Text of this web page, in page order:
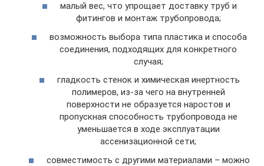
малый вес, что упрощает доставку труб и
фитингов и монтаж трубопровода;
возможность выбора типа пластика и способа
соединения, подходящих для конкретного
случая;
гладкость стенок и химическая инертность
полимеров, из-за чего на внутренней
поверхности не образуется наростов и
пропускная способность трубопровода не
уменьшается в ходе эксплуатации
ассенизационной сети;
совместимость с другими материалами – можно